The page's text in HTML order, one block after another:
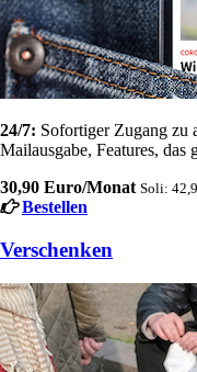
24/7: Sofortiger Zugang zu
Mailausgabe, Features, das
30,90 Euro/Monat Soli:
Bestellen
Verschenken